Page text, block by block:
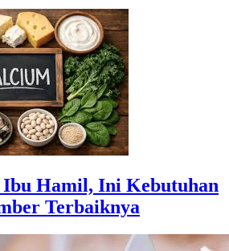
Hamil, Ini Kebutuhan
Terbaiknya